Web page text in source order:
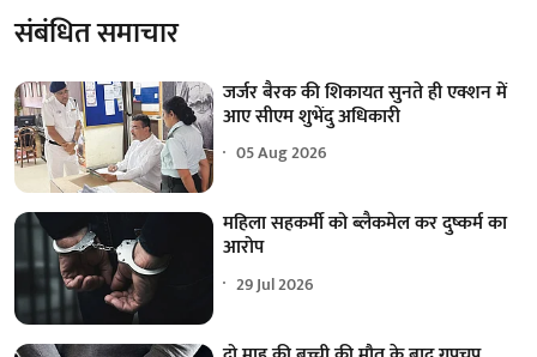
संबंधित समाचार
जर्जर बैरक की शिकायत सुनते ही एक्शन में
आए सीएम शुभेंदु अधिकारी
05 Aug 2026
महिला सहकर्मी को ब्लैकमेल कर दुष्कर्म का
आरोप
29 Jul 2026